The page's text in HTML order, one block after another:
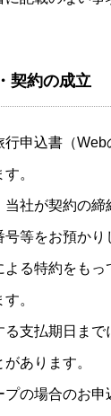
契約の成立
行申込書（
。
当社が契約の
号等をお預かり
よる特約をも
。
る支払期日ま
あります。
プの場合のお